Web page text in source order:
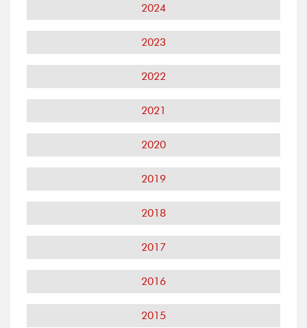
2024
2023
2022
2021
2020
2019
2018
2017
2016
2015